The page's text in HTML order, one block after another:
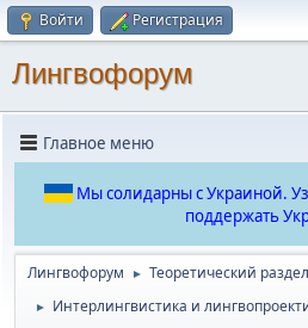
Войти Регистрация
Лингвофорум
Главное меню
Мы солидарны с Украиной.
поддержать
Лингвофорум ► Теоретический раздел
► Интерлингвистика и